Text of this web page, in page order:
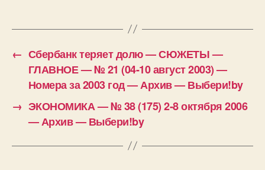
← Сбербанк теряет долю — СЮЖЕТЫ —
ГЛАВНОЕ — № 21 (04-10 август 2003) —
Номера за 2003 год — Архив — Выбери!by
→ ЭКОНОМИКА — № 38 (175) 2-8 октября 2006
— Архив — Выбери!by